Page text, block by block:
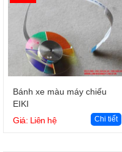
Giỏ hàng
Bánh xe màu máy chiếu
EIKI
Giá: Liên hệ
Chi tiết